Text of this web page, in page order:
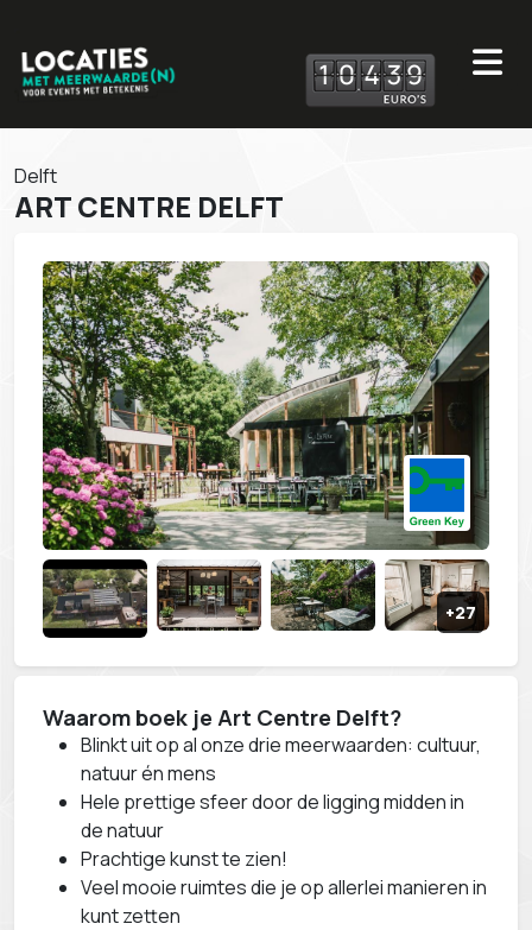
10 439
Delft
ART CENTRE DELFT
Waarom boek je Art Centre Delft?
Blinkt uit op al onze drie meerwaarden: cultuur,
natuur én mens
Hele prettige sfeer door de ligging midden in
de natuur
Prachtige kunst te zien!
Veel mooie ruimtes die je op allerlei manieren in
kunt zetten